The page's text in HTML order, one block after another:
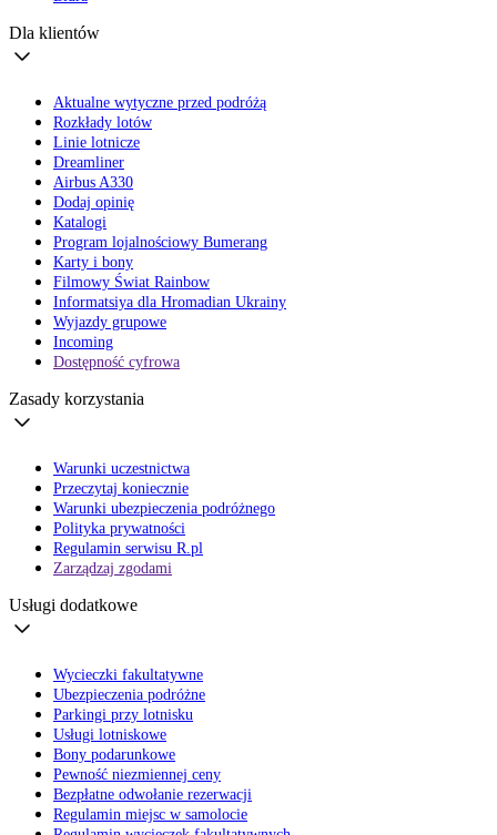
Dla klientów
Aktualne wytyczne przed podróżą
Rozkłady lotów
Linie lotnicze
Dreamliner
Airbus A330
Dodaj opinię
Katalogi
Program lojalnościowy Bumerang
Karty i bony
Filmowy Świat Rainbow
Informatsiya dla Hromadian Ukrainy
Wyjazdy grupowe
Incoming
Dostępność cyfrowa
Zasady korzystania
Warunki uczestnictwa
Przeczytaj koniecznie
Warunki ubezpieczenia podróżnego
Polityka prywatności
Regulamin serwisu R.pl
Zarządzaj zgodami
Usługi dodatkowe
Wycieczki fakultatywne
Ubezpieczenia podróżne
Parkingi przy lotnisku
Usługi lotniskowe
Bony podarunkowe
Pewność niezmiennej ceny
Bezpłatne odwołanie rezerwacji
Regulamin miejsc w samolocie